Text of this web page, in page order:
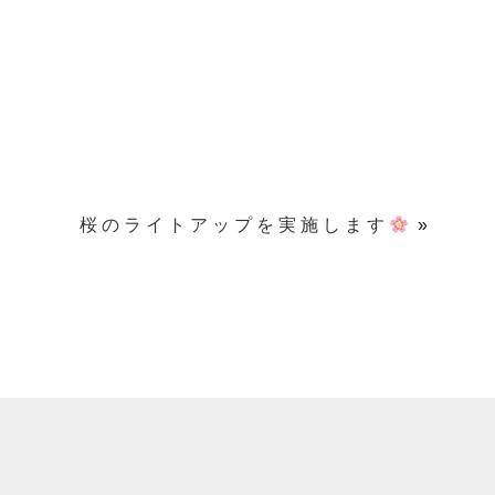
桜のライトアップを実施します »